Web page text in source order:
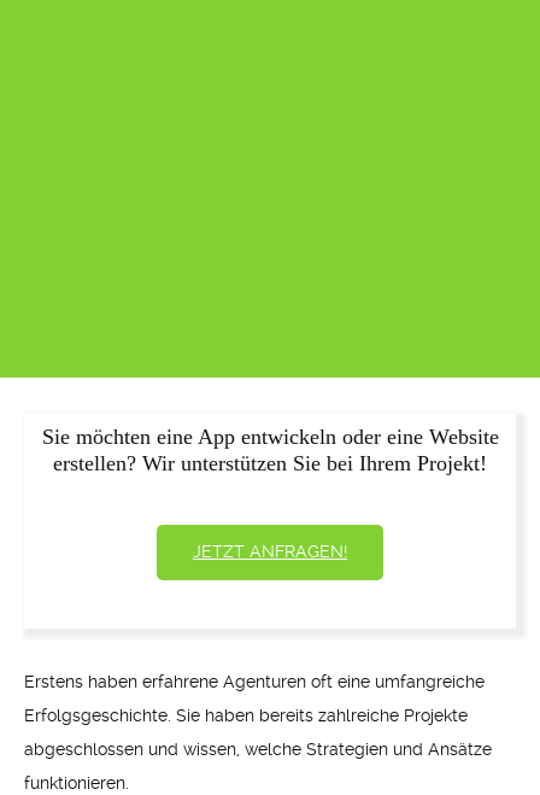
Sie möchten eine App entwickeln oder eine Website
erstellen? Wir unterstützen Sie bei Ihrem Projekt!
JETZT ANFRAGEN!
Erstens haben erfahrene Agenturen oft eine umfangreiche
Erfolgsgeschichte. Sie haben bereits zahlreiche Projekte
abgeschlossen und wissen, welche Strategien und Ansätze
funktionieren.